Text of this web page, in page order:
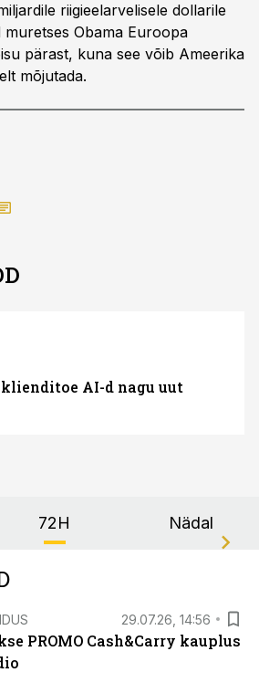
riigieelarvelisele dollarile
muretses Obama Euroopa
pärast, kuna see võib Ameerika
mõjutada.
AI-d nagu uut
72H Nädal
29.07.26, 14:56
PROMO Cash&Carry kauplus